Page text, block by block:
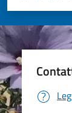
Valuta 2
Valuta 1